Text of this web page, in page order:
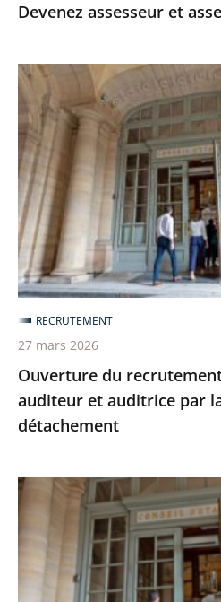
Devenez assesseur et
Ouverture
du
recrutement
pour
devenir
auditeur
et
auditrice
par
la
voie
du
détachement
Ouverture du
auditeur et auditrice par
détachement
RECRUTEMENT
27 mars 2026
Le
Conseil
d’État
recrute